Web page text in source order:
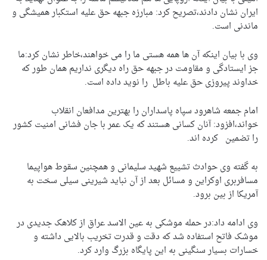
ایران نشان دادند،تصریح کرد: مبارزه جبهه حق علیه استکبار همیشگی و
ماندنی است.
وی با بیان اینکه آن ها همه هستی ما را می خواهند،خاطر نشان کرد:ما
جز ایستادگی و مقاومت در جبهه حق راه دیگری نداریم همان طور که
خداوند پیروزی حق علیه باطل را نوید داده است.
امام جمعه شاهرود سپاه پاسداران را بهترین مدافعان انقلاب
خواند،افزود: آنان کسانی هستند که یک عمر با جان فشانی امنیت کشور
را تضمین کرده اند.
به گفته وی حوادث تشییع شهید سلیمانی و همچنین سقوط هواپیما
مسافربری اوکراین و مسائل بعد از آن نباید شیرینی سیلی سخت به
آمریکا از بین برود.
وی ادامه داد:در حمله موشکی به عین الاسد عراق از کلاهک جدیدی در
موشک فاتح استفاده شد که دقت و قدرت تخریب بالایی داشته و
خسارات بسیار سنگینی به این پایگاه بزرگ وارد کرد.